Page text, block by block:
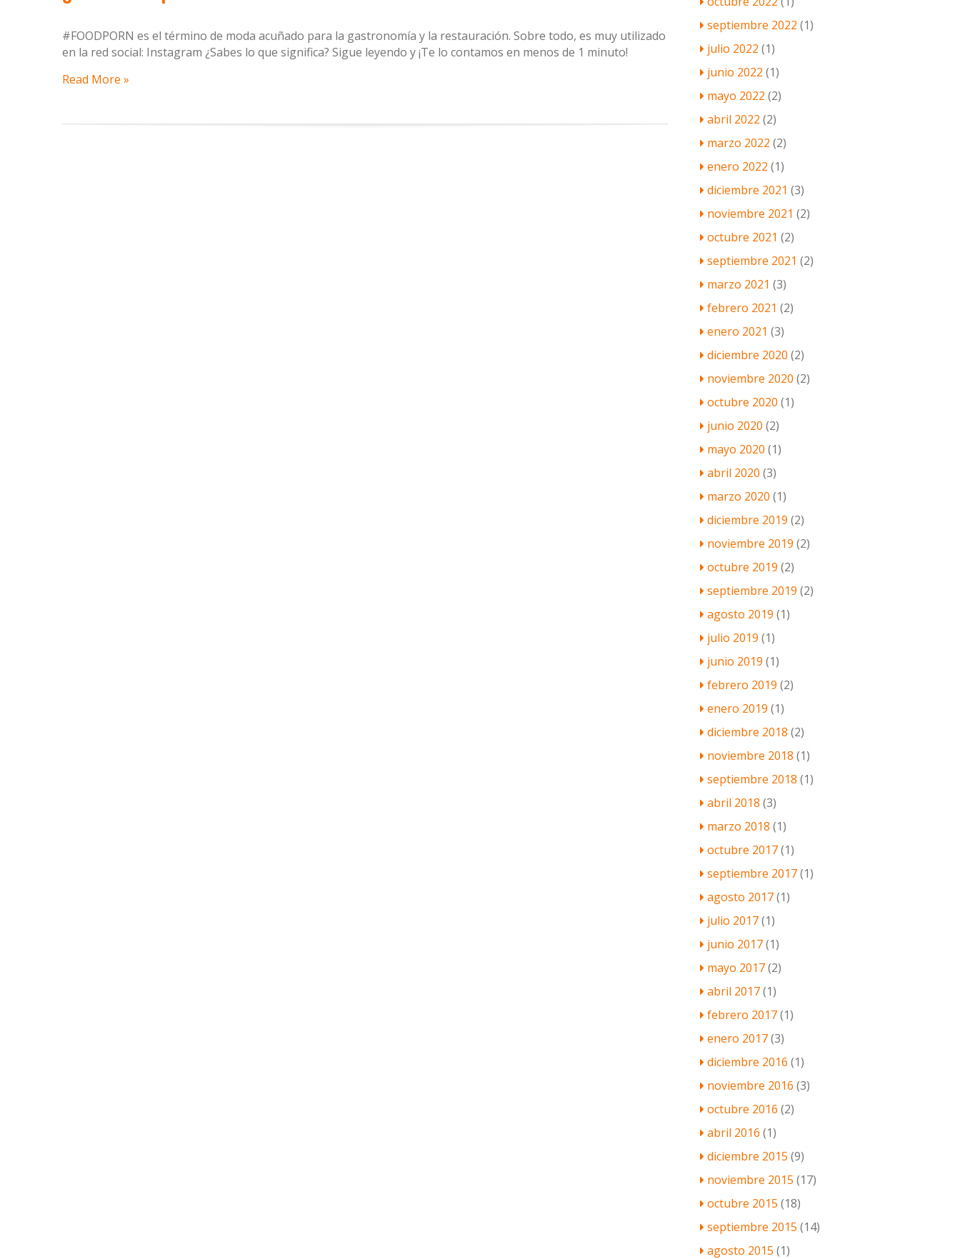
#FOODPORN es el término de moda acuñado para la gastronomía y la restauración. Sobre todo, es muy utilizado
en la red social: Instagram ¿Sabes lo que significa? Sigue leyendo y ¡Te lo contamos en menos de 1 minuto!
Read More »
septiembre 2022 (1)
julio 2022 (1)
junio 2022 (1)
mayo 2022 (2)
abril 2022 (2)
marzo 2022 (2)
enero 2022 (1)
diciembre 2021 (3)
noviembre 2021 (2)
octubre 2021 (2)
septiembre 2021 (2)
marzo 2021 (3)
febrero 2021 (2)
enero 2021 (3)
diciembre 2020 (2)
noviembre 2020 (2)
octubre 2020 (1)
junio 2020 (2)
mayo 2020 (1)
abril 2020 (3)
marzo 2020 (1)
diciembre 2019 (2)
noviembre 2019 (2)
octubre 2019 (2)
septiembre 2019 (2)
agosto 2019 (1)
julio 2019 (1)
junio 2019 (1)
febrero 2019 (2)
enero 2019 (1)
diciembre 2018 (2)
noviembre 2018 (1)
septiembre 2018 (1)
abril 2018 (3)
marzo 2018 (1)
octubre 2017(1)
septiembre 2017(1)
agosto 2017(1)
julio 2017(1)
junio 2017(1)
mayo 2017(2)
abril 2017(1)
febrero 2017(1)
enero 2017(3)
diciembre 2016 (1)
noviembre 2016 (3)
octubre 2016 (2)
abril 2016 (1)
diciembre 2015 (9)
noviembre 2015 (17)
octubre 2015 (18)
septiembre 2015 (14)
agosto 2015 (1)